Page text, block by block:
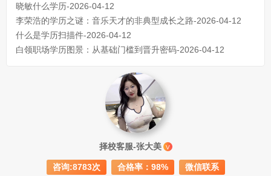
晓敏什么学历-2026-04-12
李荣浩的学历之谜：音乐天才的非典型成长之路-2026-04-12
什么是学历扫描件-2026-04-12
白领职场学历图景：从基础门槛到晋升密码-2026-04-12
择校客服-张大美 V
咨询:8783次 合格率：98% 微信联系
成人初中文凭怎么提升学历 740
成人大专学历提升多少钱 367
30岁怎么提升学历 218